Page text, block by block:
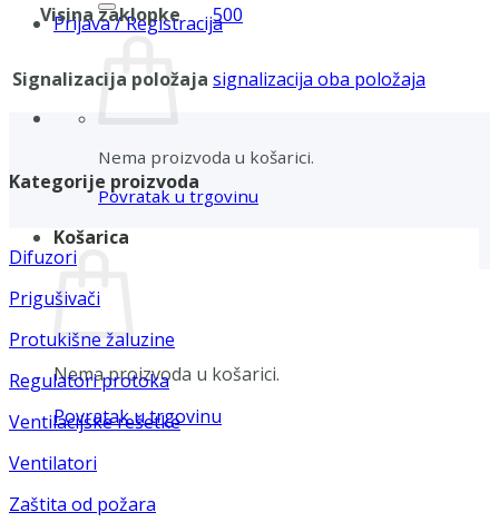
Prijava / Registracija
Nema proizvoda u košarici.
Povratak u trgovinu
Košarica
Nema proizvoda u košarici.
Povratak u trgovinu
Visina zaklopke 500
Signalizacija položaja signalizacija oba položaja
Kategorije proizvoda
Difuzori
Prigušivači
Protukišne žaluzine
Regulatori protoka
Ventilacijske rešetke
Ventilatori
Zaštita od požara